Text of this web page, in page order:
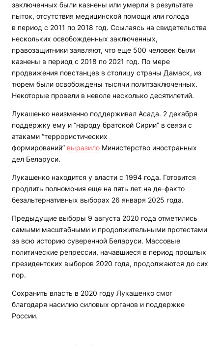
заключенных были казнены или умерли в результате
пыток, отсутствия медицинской помощи или голода
в период с 2011 по 2018 год. Ссылаясь на свидетельства
нескольких освобожденных заключенных,
правозащитники заявляют, что еще 500 человек были
казнены в период с 2018 по 2021 год. По мере
продвижения повстанцев в столицу страны Дамаск, из
тюрем были освобождены тысячи политзаключенных.
Некоторые провели в неволе несколько десятилетий.
Лукашенко неизменно поддерживал Асада. 2 декабря
поддержку ему и “народу братской Сирии” в связи с
атаками “террористических
формирований” выразило Министерство иностранных
дел Беларуси.
Лукашенко находится у власти с 1994 года. Готовится
продлить полномочия еще на пять лет на де-факто
безальтернативных выборах 26 января 2025 года.
Предыдущие выборы 9 августа 2020 года отметились
самыми масштабными и продолжительными протестами
за всю историю суверенной Беларуси. Массовые
политические репрессии, начавшиеся в период прошлых
президентских выборов 2020 года, продолжаются до сих
пор.
Сохранить власть в 2020 году Лукашенко смог
благодаря насилию силовых органов и поддержке
России.